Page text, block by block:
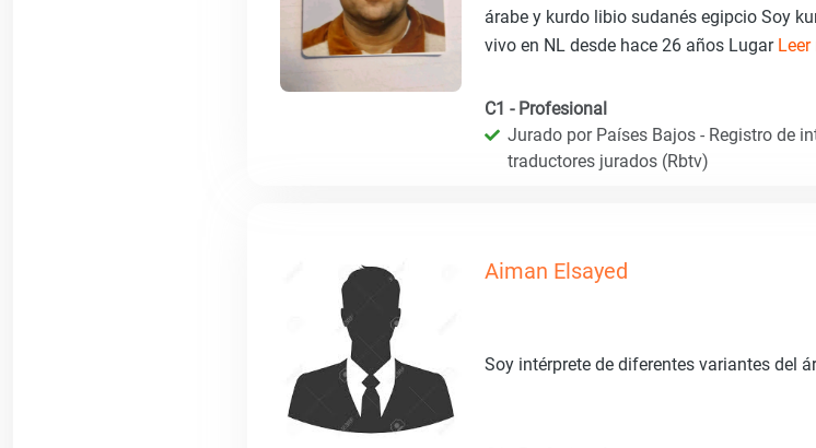
árabe y kurdo libio sudanés egipcio Soy
vivo en NL desde hace 26 años Lugar Leer
C1 - Profesional
Jurado por Países Bajos - Registro de
traductores jurados (Rbtv)
Aiman Elsayed
Soy intérprete de diferentes variantes del